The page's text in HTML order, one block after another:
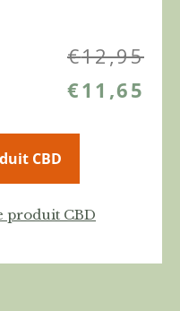
€12,95
€11,65
CBD
produit CBD